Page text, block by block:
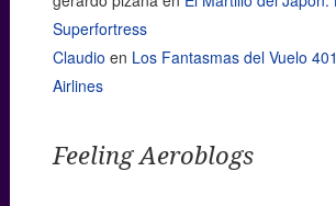
Superfortress
Claudio en Los Fantasmas del Vuelo
Airlines
Feeling Aeroblogs